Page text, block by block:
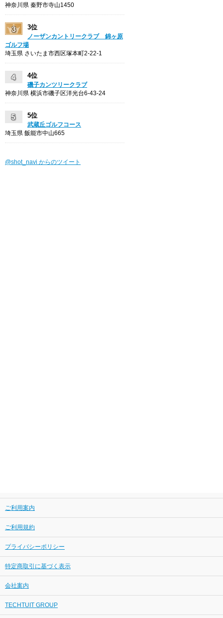
神奈川県 秦野市寺山1450
3位
ノーザンカントリークラブ 錦ヶ原
ゴルフ場
埼玉県 さいたま市西区塚本町2-22-1
4位
磯子カンツリークラブ
神奈川県 横浜市磯子区洋光台6-43-24
5位
武蔵丘ゴルフコース
埼玉県 飯能市中山665
@shot_navi からのツイート
ご利用案内
ご利用規約
プライバシーポリシー
特定商取引に基づく表示
会社案内
TECHTUIT GROUP